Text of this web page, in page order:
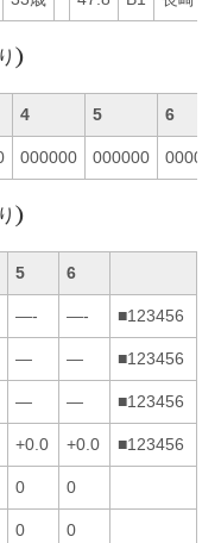
)
4 5 6
000000 000000 000000
)
5 6
—- —- ■123456
— — ■123456
— — ■123456
+0.0 +0.0 ■123456
0 0
0 0